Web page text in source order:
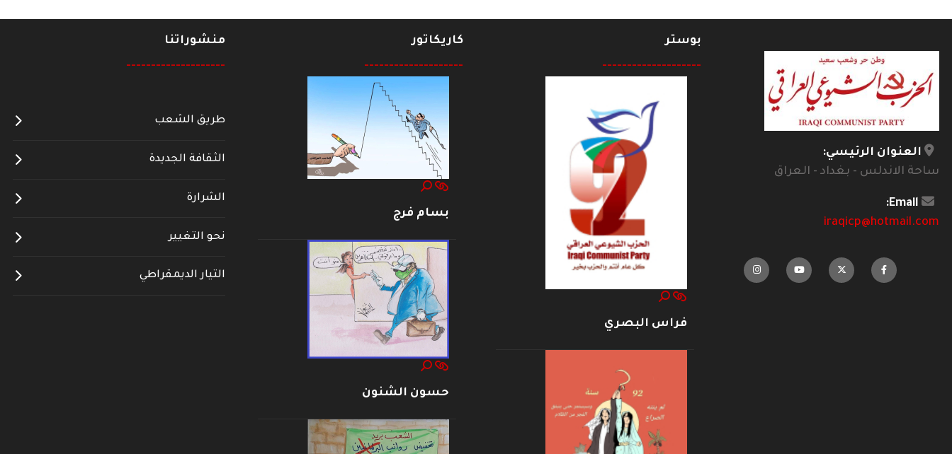
العنوان الرئيسي:
ساحة الاندلس - بغداد - العراق
Email:
iraqicp@hotmail.com
بوستر
--------------------
فراس البصري
كاريكاتور
--------------------
بسام فرج
حسون الشنون
منشوراتنا
--------------------
طريق الشعب
الثقافة الجديدة
الشرارة
نحو التغيير
التيار الديمقراطي